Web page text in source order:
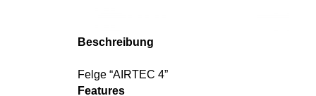
Beschreibung
Felge “AIRTEC 4”
Features